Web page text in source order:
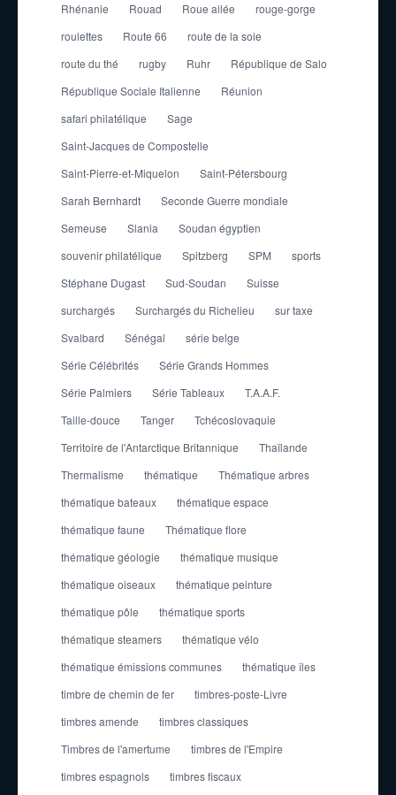
Rhénanie
Rouad Roue ailée
rouge-gorge
roulettes
Route 66
route de la soie
route du thé
rugby Ruhr
République de Salo
République Sociale Italienne
Réunion
safari philatélique
Sage
Saint-Jacques de Compostelle
Saint-Pierre-et-Miquelon
Saint-Pétersbourg
Sarah Bernhardt
Seconde Guerre mondiale
Semeuse
Slania
Soudan égyptien
souvenir philatélique
Spitzberg SPM
sports
Stéphane Dugast
Sud-Soudan
Suisse
surchargés
Surchargés du Richelieu
sur taxe
Svalbard
Sénégal
série belge
Série Célébrités
Série Grands Hommes
Série Palmiers
Série Tableaux
T.A.A.F.
Taille-douce
Tanger
Tchécoslovaquie
Territoire de l'Antarctique Britannique
Thaïlande
Thermalisme
thématique
Thématique arbres
thématique bateaux
thématique espace
thématique faune
Thématique flore
thématique géologie
thématique musique
thématique oiseaux
thématique peinture
thématique pôle
thématique sports
thématique steamers
thématique vélo
thématique émissions communes
thématique îles
timbre de chemin de fer
timbres-poste-Livre
timbres amende
timbres classiques
Timbres de l'amertume
timbres de l'Empire
timbres espagnols
timbres fiscaux